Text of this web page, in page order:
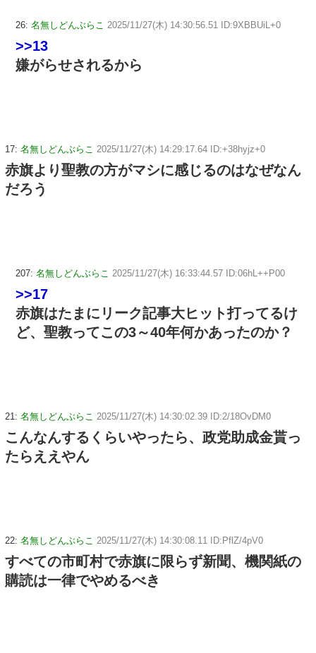
26: 名無しどんぶらこ 2025/11/27(木) 14:30:56.51 ID:9XBBUiL+0
>>13
嫌がらせされるから
17: 名無しどんぶらこ 2025/11/27(木) 14:29:17.64 ID:+38hyjz+0
赤旗より聖教の方がマシに感じるのはなぜなん
だろう
207: 名無しどんぶらこ 2025/11/27(木) 16:33:44.57 ID:06hL++P00
>>17
赤旗はたまにリーク記事大ヒット打ってるけ
ど、聖教ってこの3～40年何かあったのか？
21: 名無しどんぶらこ 2025/11/27(木) 14:30:02.39 ID:2/18OvDM0
こんなんするくらいやったら、政党助成金貰っ
たらええやん
22: 名無しどんぶらこ 2025/11/27(木) 14:30:08.11 ID:PflZ/4pV0
すべての市町村で赤旗に限らず新聞、機関紙の
購読は一律でやめるべき